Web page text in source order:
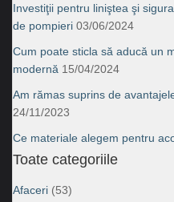
Investiţii pentru liniştea şi
de pompieri 03/06/2024
Cum poate sticla să aducă un
modernă 15/04/2024
Am rămas suprins de
24/11/2023
Ce materiale alegem pentru
Toate categoriile
Afaceri (53)